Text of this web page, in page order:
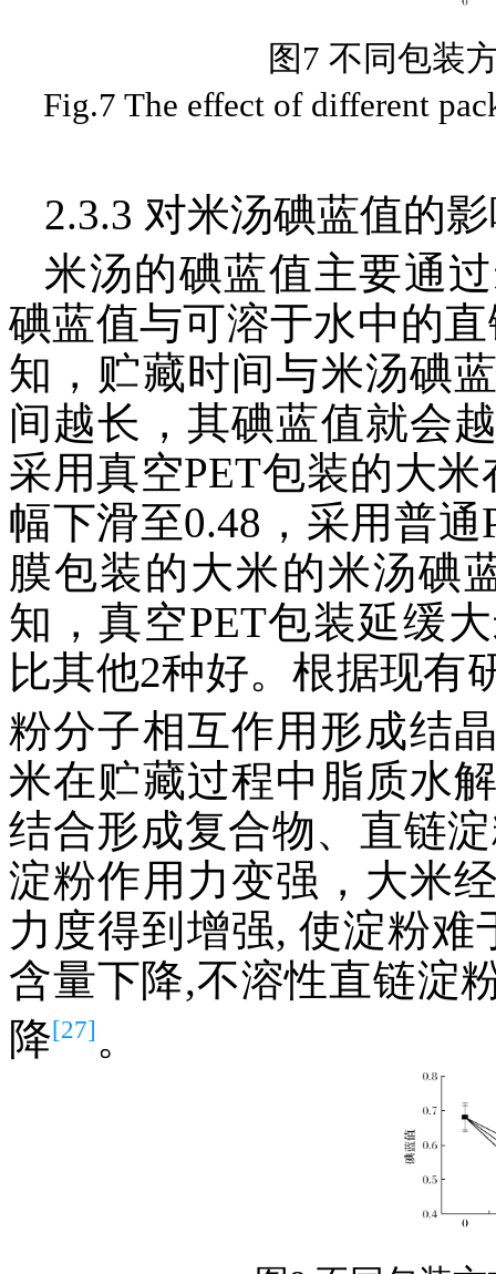
图7 不同包装
Fig.7 The effect of different
2.3.3 对米汤碘蓝值的
米汤的碘蓝值主要通
碘蓝值与可溶于水中的
知，贮藏时间与米汤碘
间越长，其碘蓝值就会
采用真空PET包装的大
幅下滑至0.48，采用普
膜包装的大米的米汤碘
知，真空PET包装延缓
比其他2种好。根据现有
粉分子相互作用形成结
米在贮藏过程中脂质水
结合形成复合物、直链
淀粉作用力变强，大米
力度得到增强, 使淀粉
含量下降,不溶性直链淀
降[27] 。